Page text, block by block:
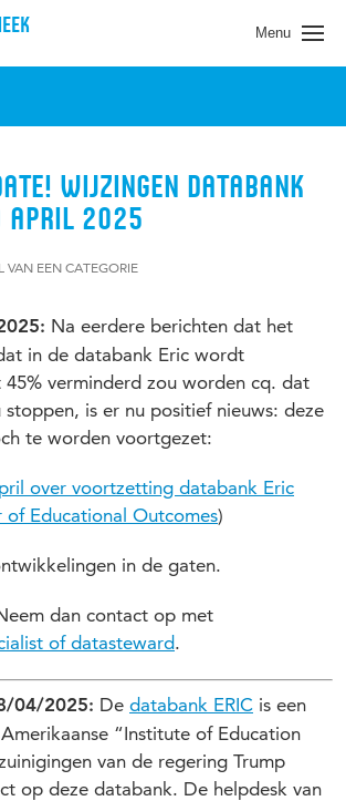
Menu
WIJZINGEN DATABANK
APRIL 2025
VAN EEN CATEGORIE
Na eerdere berichten dat het
in de databank Eric wordt
verminderd zou worden cq. dat
is er nu positief nieuws: deze
te worden voortgezet:
over voortzetting databank Eric
of Educational Outcomes)
in de gaten.
dan contact op met
of datasteward.
04/2025: De databank ERIC is een
“Institute of Education
van de regering Trump
op deze databank. De helpdesk van